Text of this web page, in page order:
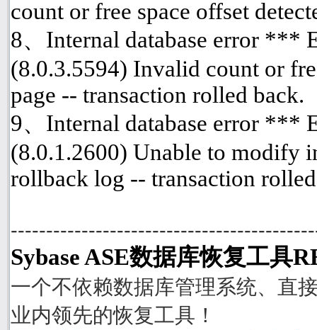
count or free space offset
8、Internal database error ***
(8.0.3.5594) Invalid count or
page -- transaction rolled back.
9、Internal database error ***
(8.0.1.2600) Unable to modify
rollback log -- transaction
Sybase ASE数据库恢复工具
一个不依赖数据库管理系统、直
业内领先的恢复工具！